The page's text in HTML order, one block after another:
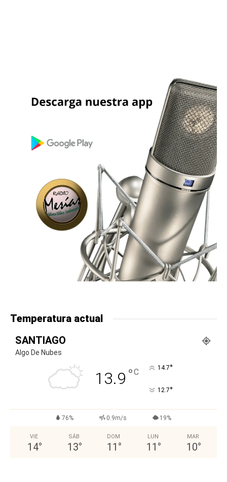
Temperatura actual
SANTIAGO
Algo De Nubes
13.9 °C 14.7°
12.7°
76% 0.9m/s 19%
VIE
14°
SÁB
13°
DOM
11 °
LUN
11 °
MAR
10°